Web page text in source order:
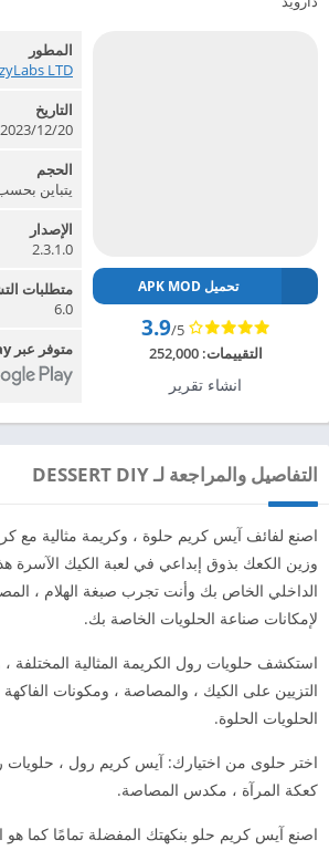
تحميل APK MOD
3.9/5
التقييمات:252,000
انشاء تقرير
المطور
LTD‏
التاريخ
2023/12/20
الحجم
يتباين
الإصدار
2.3.1.0
متطلبات
6.0
متوفر عبر Google Play
التفاصيل والمراجعة لـ DESSERT DIY
اصنع لفائف آيس كريم حلوة ، وكريمة مثالية مع
وزين الكعك بذوق إبداعي في لعبة الكيك الآسرة
الداخلي الخاص بك وأنت تجرب صبغة الهلام ،
لإمكانات صناعة الحلويات الخاصة بك.
استكشف حلويات رول الكريمة المثالية المختلفة
التزيين على الكيك ، والمصاصة ، ومكونات
الحلويات الحلوة.
اختر حلوى من اختيارك: آيس كريم رول ، حلويات
كعكة المرآة ، مكدس المصاصة.